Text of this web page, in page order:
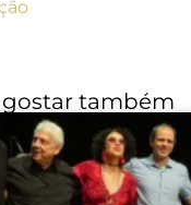
também